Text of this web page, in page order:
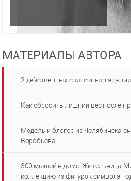
МАТЕРИАЛЫ АВТОРА
3 действенных святочных гадания
Как сбросить лишний вес после
Модель и блогер из Челябинска
Воробьева
300 мышей в доме! Жительница
коллекцию из фигурок символа